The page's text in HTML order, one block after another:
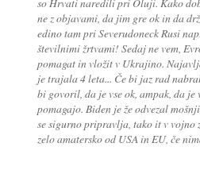
ne z objavami, da jim gre ok in da
edino tam pri Severudoneck Rusi
številnimi žrtvami! Sedaj ne vem,
pomagat in vložit v Ukrajino.
je trajala 4 leta... Če bi jaz rad
bi govoril, da je vse ok, ampak, da je
pomagajo. Biden je že odvezal
se sigurno pripravlja, tako it v vojno
zelo amatersko od USA in EU, če